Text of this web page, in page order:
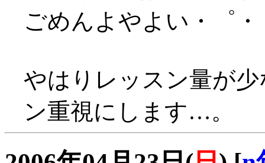
ごめんよやよい・゜
やはりレッスン量が
ン重視にします…。